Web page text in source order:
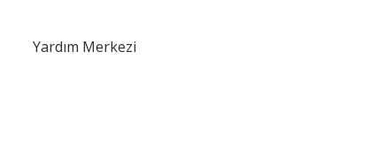
Yardım Merkezi